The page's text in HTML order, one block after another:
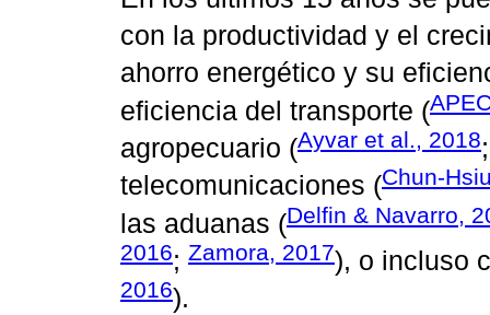
con la productividad y el
ahorro energético y su
eficiencia del transporte (
agropecuario (Ayvar et al., 2018
telecomunicaciones (Chun-
las aduanas (Delfin & Navarro,
2016; Zamora, 2017), o incluso
2016).